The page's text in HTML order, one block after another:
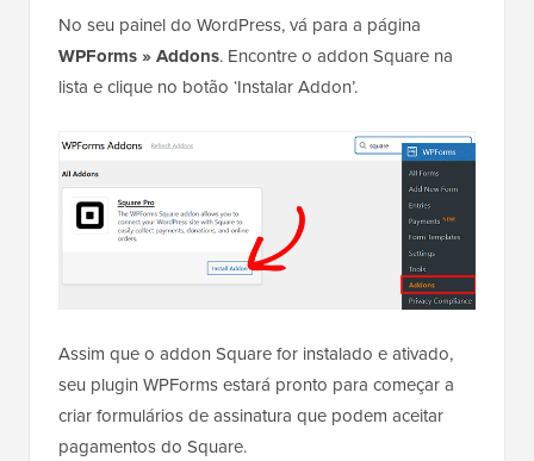
No seu painel do WordPress, vá para a página
WPForms » Addons. Encontre o addon Square na
lista e clique no botão ‘Instalar Addon’.
Assim que o addon Square for instalado e ativado,
seu plugin WPForms estará pronto para começar a
criar formulários de assinatura que podem aceitar
pagamentos do Square.